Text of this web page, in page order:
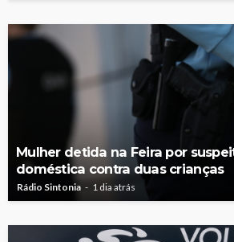
Mulher detida na Feira por
doméstica contra duas crianças
Rádio Sintonia 1 dia atrás